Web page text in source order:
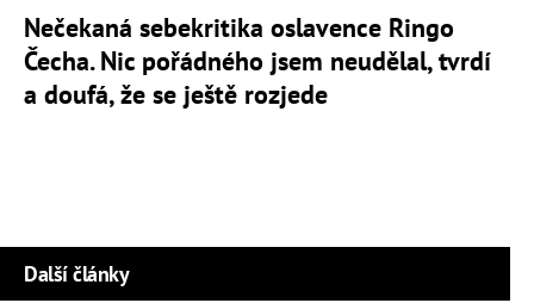
Nečekaná sebekritika oslavence Ringo
Čecha. Nic pořádného jsem neudělal, tvrdí
a doufá, že se ještě rozjede
Další články